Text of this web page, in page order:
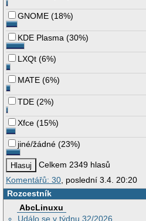
GNOME (18%)
KDE Plasma (30%)
LXQt (6%)
MATE (6%)
TDE (2%)
Xfce (15%)
jiné/žádné (23%)
Celkem 2349 hlasů
Komentářů: 30 , poslední 3.4. 20:20
Rozcestník
AbcLinuxu
Událo se v týdnu 32/2026